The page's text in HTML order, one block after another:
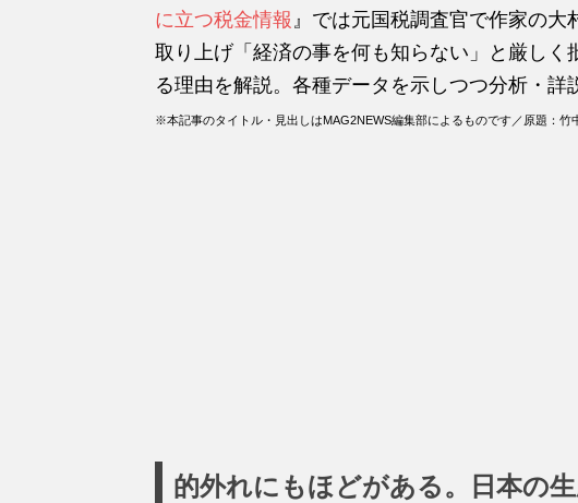
に立つ税金情報 』では元国税調査官で作家の
取り上げ「経済の事を何も知らない」と厳しく
る理由を解説。各種データを示しつつ分析・詳
※本記事のタイトル・見出しはMAG2NEWS編集部によるものです／原題：竹
的外れにもほどがある。日本の